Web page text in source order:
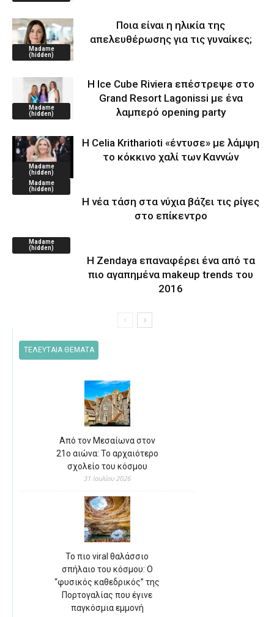
Madame
(hidden)
Ποια είναι η ηλικία της
απελευθέρωσης για τις γυναίκες;
Madame
(hidden)
Η Ice Cube Riviera επέστρεψε στο
Grand Resort Lagonissi με ένα
λαμπερό opening party
Madame
(hidden)
Η Celia Kritharioti «έντυσε» με λάμψη
το κόκκινο χαλί των Καννών
Madame
(hidden)
Η νέα τάση στα νύχια βάζει τις ρίγες
στο επίκεντρο
Madame
(hidden)
Η Zendaya επαναφέρει ένα από τα
πιο αγαπημένα makeup trends του
2016
ΤΕΛΕΥΤΑΙΑ ΘΕΜΑΤΑ
Από τον Μεσαίωνα στον
21ο αιώνα: Το αρχαιότερο
σχολείο του κόσμου
31 Ιουλίου 2026
Το πιο viral θαλάσσιο
σπήλαιο του κόσμου: Ο
“φυσικός καθεδρικός” της
Πορτογαλίας που έγινε
παγκόσμια εμμονή